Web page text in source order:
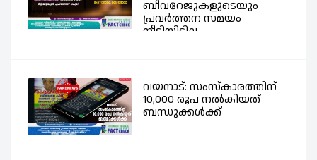
ബീവറേജുകളുടെയും
പ്രവര്‍ത്തന സമയം
നീട്ടിയിട്ടില്ല -...
വയനാട്: സംസ്കാരത്തിന്
10,000 രൂപ നൽകിയത്
ബന്ധുക്കൾക്ക്